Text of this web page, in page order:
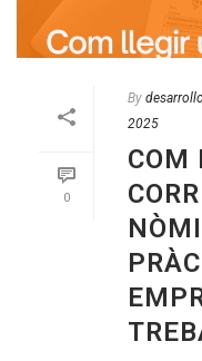
0
By desarrollo
2025
COM